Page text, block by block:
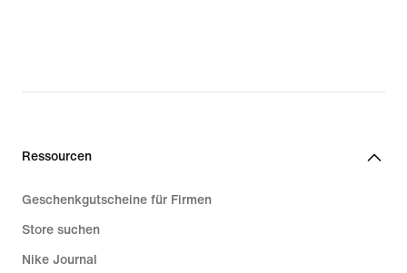
Ressourcen
Geschenkgutscheine für Firmen
Store suchen
Nike Journal